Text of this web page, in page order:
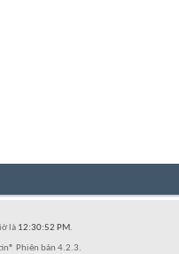
là 12:30:52 PM.
Phiên bản 4.2.3.